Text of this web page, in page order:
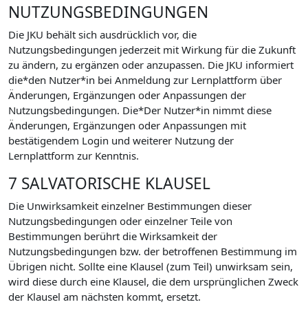
NUTZUNGSBEDINGUNGEN
Die JKU behält sich ausdrücklich vor, die
Nutzungsbedingungen jederzeit mit Wirkung für die Zukunft
zu ändern, zu ergänzen oder anzupassen. Die JKU informiert
die*den Nutzer*in bei Anmeldung zur Lernplattform über
Änderungen, Ergänzungen oder Anpassungen der
Nutzungsbedingungen. Die*Der Nutzer*in nimmt diese
Änderungen, Ergänzungen oder Anpassungen mit
bestätigendem Login und weiterer Nutzung der
Lernplattform zur Kenntnis.
7 SALVATORISCHE KLAUSEL
Die Unwirksamkeit einzelner Bestimmungen dieser
Nutzungsbedingungen oder einzelner Teile von
Bestimmungen berührt die Wirksamkeit der
Nutzungsbedingungen bzw. der betroffenen Bestimmung im
Übrigen nicht. Sollte eine Klausel (zum Teil) unwirksam sein,
wird diese durch eine Klausel, die dem ursprünglichen Zweck
der Klausel am nächsten kommt, ersetzt.